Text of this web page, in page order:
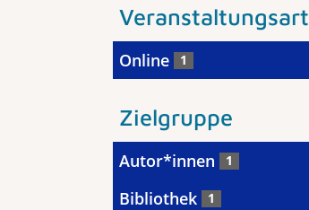
Veranstaltungsart
Online 1
Zielgruppe
Autor*innen 1
Bibliothek 1